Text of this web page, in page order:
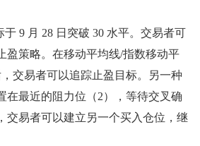
9 月 28 日突破 30 水平。交易者可
盈策略。在移动平均线/指数移动平
交易者可以追踪止盈目标。另一种
在最近的阻力位（2），等待交叉确
交易者可以建立另一个买入仓位，继